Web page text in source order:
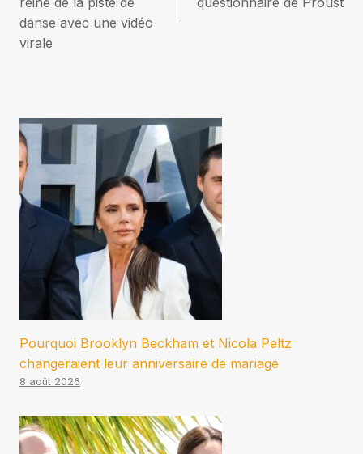
l’article
danse avec une vidéo
virale
Pourquoi Brooklyn Beckham et Nicola Peltz
changeraient leur anniversaire de mariage
8 août 2026